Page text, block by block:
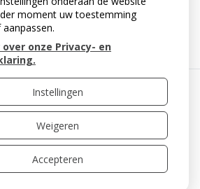
Zorg Online|Beheer
Cookie-instellingen Voorwaarden
moment uw toestemming
onze Privacy- en
Instellingen
Weigeren
Accepteren